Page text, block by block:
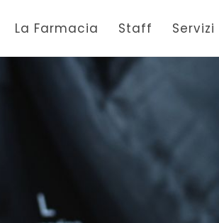
La Farmacia Staff Servizi